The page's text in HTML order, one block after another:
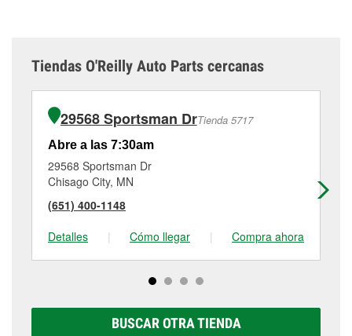
Tiendas O'Reilly Auto Parts cercanas
29568 Sportsman DrTienda 5717
Abre a las 7:30am
29568 Sportsman Dr
Chisago City, MN
(651) 400-1148
Detalles
| Cómo llegar | Compra ahora
BUSCAR OTRA TIENDA